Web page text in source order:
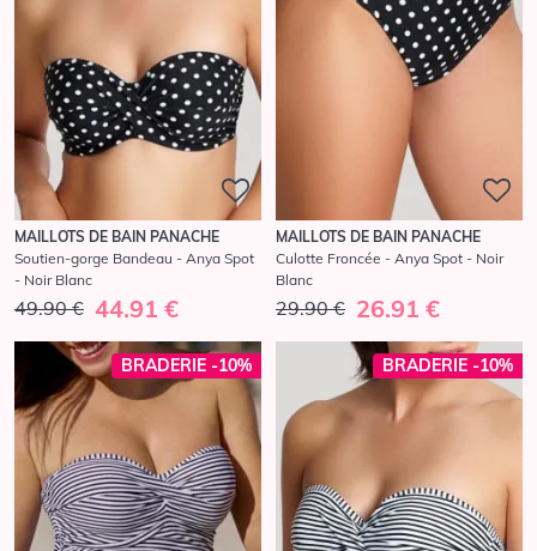
MAILLOTS DE BAIN PANACHE
Soutien-gorge Bandeau - Anya Spot
- Noir Blanc
49.90 € 44.91 €
MAILLOTS DE BAIN PANACHE
Culotte Froncée - Anya Spot - Noir
Blanc
29.90 € 26.91 €
BRADERIE -10% BRADERIE -10%